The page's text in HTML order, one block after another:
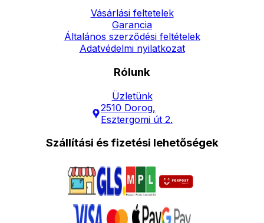
Vásárlási feltetelek
Garancia
Általános szerződési feltételek
Adatvédelmi nyilatkozat
Rólunk
Üzletünk
2510 Dorog,
Esztergomi út 2.
Szállítási és fizetési lehetőségek